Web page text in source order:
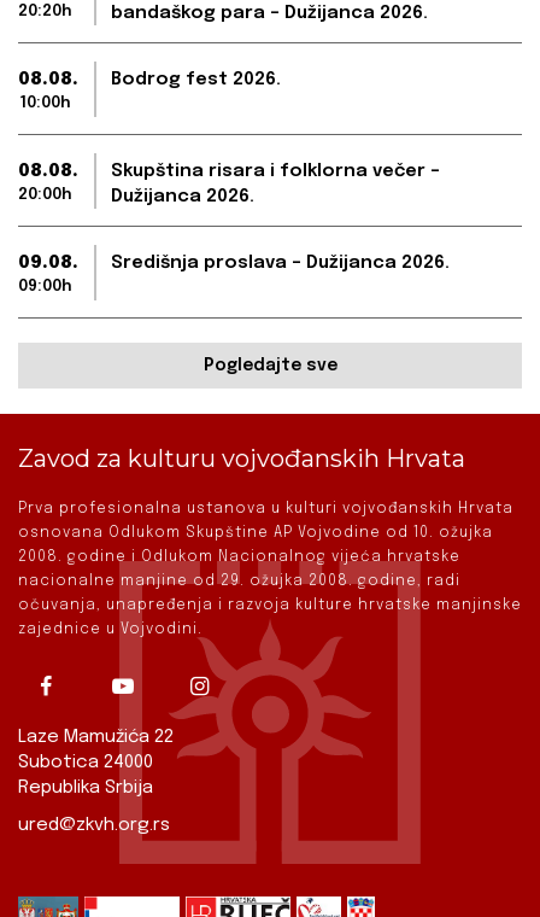
20:20h
bandaškog para – Dužijanca 2026.
08.08.
10:00h
Bodrog fest 2026.
08.08.
20:00h
Skupština risara i folklorna večer –
Dužijanca 2026.
09.08.
09:00h
Središnja proslava – Dužijanca 2026.
Pogledajte sve
Zavod za kulturu vojvođanskih Hrvata
Prva profesionalna ustanova u kulturi vojvođanskih Hrvata
osnovana Odlukom Skupštine AP Vojvodine od 10. ožujka
2008. godine i Odlukom Nacionalnog vijeća hrvatske
nacionalne manjine od 29. ožujka 2008. godine, radi
očuvanja, unapređenja i razvoja kulture hrvatske manjinske
zajednice u Vojvodini.
Laze Mamužića 22
Subotica 24000
Republika Srbija
ured@zkvh.org.rs